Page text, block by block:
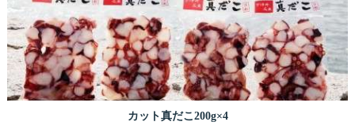
カット真だこ200g×4